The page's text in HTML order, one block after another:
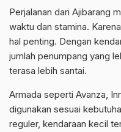
Perjalanan dari Ajibarang
waktu dan stamina.
hal penting. Dengan
jumlah penumpang yang
terasa lebih santai.
Armada seperti Avanza,
digunakan sesuai
reguler, kendaraan kecil